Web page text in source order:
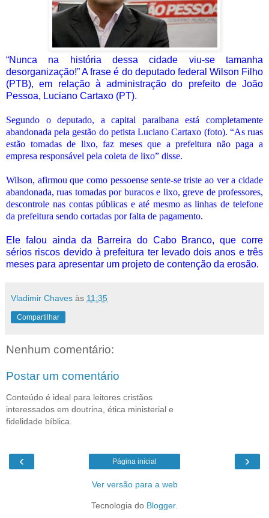
“Nunca na história dessa cidade viu-se tamanha
desorganização!” A frase é do deputado federal Wilson Filho
(PTB), em relação à administração do prefeito de João
Pessoa, Luciano Cartaxo (PT).
Segundo o deputado, a capital paraibana está completamente
abandonada pela gestão do petista Luciano Cartaxo (foto). “As ruas
estão tomadas de lixo, faz meses que a prefeitura não paga a
empresa responsável pela coleta de lixo” disse.
Wilson, afirmou que como pessoense sente-se triste ao ver a cidade
abandonada, ruas tomadas por buracos e lixo, greve de professores,
descontrole nas contas públicas e até mesmo as linhas de telefone
da prefeitura sendo cortadas por falta de pagamento.
Ele falou ainda da Barreira do Cabo Branco, que corre
sérios riscos devido à prefeitura ter levado dois anos e três
meses para apresentar um projeto de contenção da erosão.
Vladimir Chaves às 11:35
Compartilhar
Nenhum comentário:
Postar um comentário
Conteúdo é ideal para leitores cristãos
interessados em doutrina, ética ministerial e
fidelidade bíblica.
‹ ›
Página inicial
Ver versão para a web
Tecnologia do Blogger.